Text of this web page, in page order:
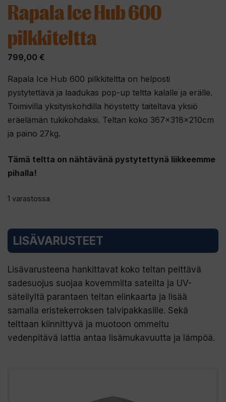
Rapala Ice Hub 600
pilkkiteltta
799,00 €
Rapala Ice Hub 600 pilkkiteltta on helposti
pystytettävä ja laadukas pop-up teltta kalalle ja erälle.
Toimivilla yksityiskohdilla höystetty taiteltava yksiö
eräelämän tukikohdaksi. Teltan koko 367x318x210cm
ja paino 27kg.
Tämä teltta on nähtävänä pystytettynä liikkeemme
pihalla!
1 varastossa
LISÄVARUSTEET
Lisävarusteena hankittavat koko teltan peittävä
sadesuojus suojaa kovemmilta sateilta ja UV-
säteilyltä parantaen teltan elinkaarta ja lisää
samalla eristekerroksen talvipakkasille. Sekä
telttaan kiinnittyvä ja muotoon ommeltu
vedenpitävä lattia antaa lisämukavuutta ja lämpöä.